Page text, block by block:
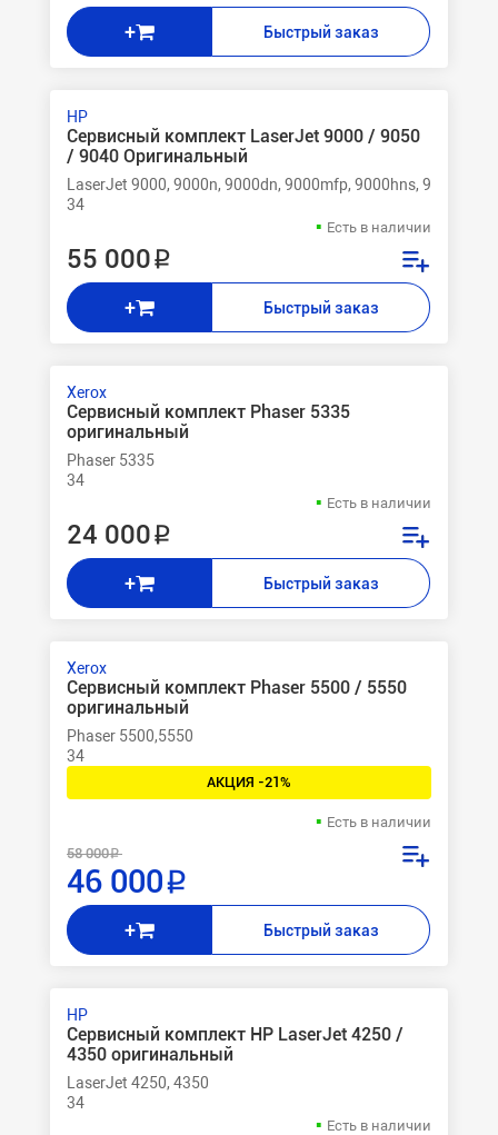
+ Быстрый заказ
HP
Сервисный комплект LaserJet 9000 / 9050
/ 9040 Оригинальный
LaserJet 9000, 9000n, 9000dn, 9000mfp, 9000hns,
34
Есть в наличии
55 000 ₽
+ Быстрый заказ
Xerox
Сервисный комплект Phaser 5335
оригинальный
Phaser 5335
34
Есть в наличии
24 000 ₽
+ Быстрый заказ
Xerox
Сервисный комплект Phaser 5500 / 5550
оригинальный
Phaser 5500,5550
34
АКЦИЯ -21%
Есть в наличии
58 000 ₽
46 000 ₽
+ Быстрый заказ
HP
Сервисный комплект НР LaserJet 4250 /
4350 оригинальный
LaserJet 4250, 4350
34
Есть в наличии